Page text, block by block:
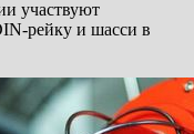
участвуют
рейку и шасси в